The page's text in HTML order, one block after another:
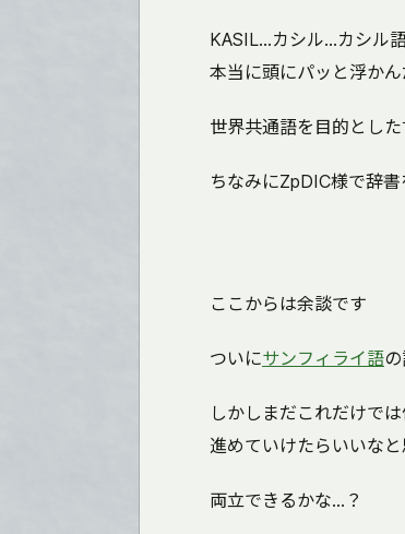
KASIL...カシル...カシル
本当に頭にパッと浮か
世界共通語を目的とした
ちなみにZpDIC様で辞
ここからは余談です
ついにサンフィライ語
しかしまだこれだけで
進めていけたらいいな
両立できるかな...？